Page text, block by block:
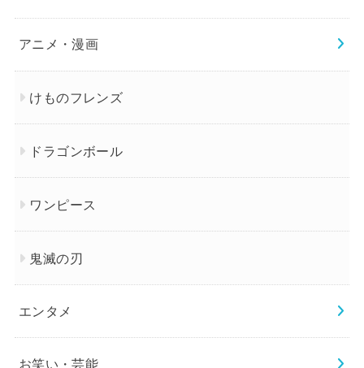
アニメ・漫画
けものフレンズ
ドラゴンボール
ワンピース
鬼滅の刃
エンタメ
お笑い・芸能